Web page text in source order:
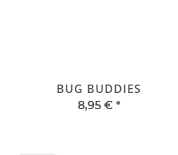
BUG BUDDIES
8,95 € *